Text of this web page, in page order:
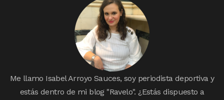
Me llamo Isabel Arroyo Sauces, soy periodista deportiva y
estás dentro de mi blog "Ravelo". ¿Estás dispuesto a